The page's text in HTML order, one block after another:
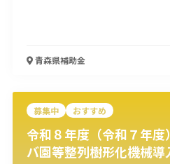
青森県補助金
募集中 おすすめ
令和８年度（令和７年
バ園等整列樹形化機械導